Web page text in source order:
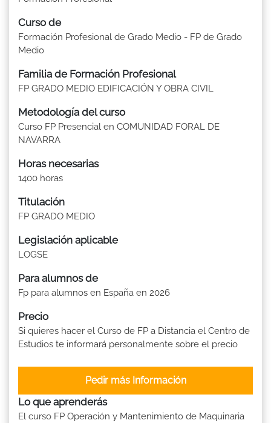
Curso de
Formación Profesional de Grado Medio - FP de Grado
Medio
Familia de Formación Profesional
FP GRADO MEDIO EDIFICACIÓN Y OBRA CIVIL
Metodología del curso
Curso FP Presencial en COMUNIDAD FORAL DE
NAVARRA
Horas necesarias
1400 horas
Titulación
FP GRADO MEDIO
Legislación aplicable
LOGSE
Para alumnos de
Fp para alumnos en España en 2026
Precio
Si quieres hacer el Curso de FP a Distancia el Centro de
Estudios te informará personalmente sobre el precio
Pedir más Información
Lo que aprenderás
El curso FP Operación y Mantenimiento de Maquinaria